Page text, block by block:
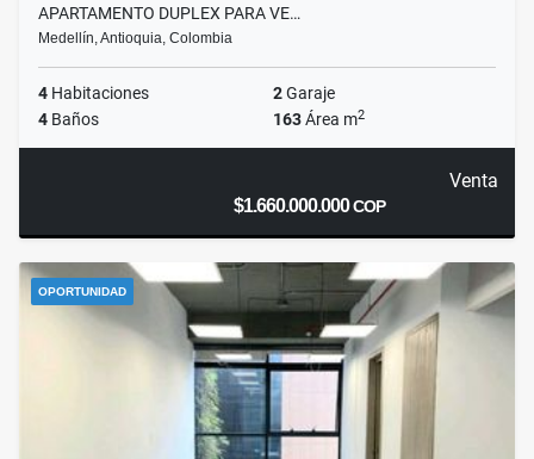
APARTAMENTO DUPLEX PARA VE…
Medellín, Antioquia, Colombia
4 Habitaciones 2Garaje
4 Baños 163Área m2
Venta
$1.660.000.000COP
OPORTUNIDAD